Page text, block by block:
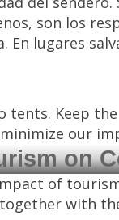
son los
En lugares
tents. Keep
our
on
of
with